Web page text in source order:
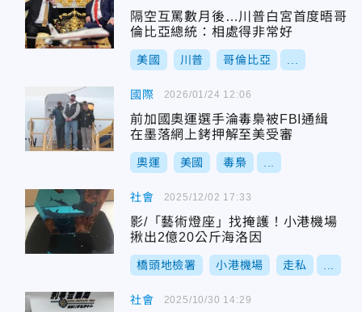
隔空互罵數月後…川普白宮首度晤哥
倫比亞總統：相處得非常好
美國 川普 哥倫比亞
國際
前加國奧運選手淪毒梟被FBI通緝
在墨落網上銬押解至美受審
奧運 美國 毒梟
2026/01/24 12:06
社會
影/「藝術燈座」找掩護！小港機場
揪出2億20公斤海洛因
橋頭地檢署 小港機場 走私
2025/12/02 17:33
社會 2025/10/30 14:29